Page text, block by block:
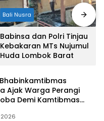
Bali Nusra
Babinsa dan Polri Tinjau
Kebakaran MTs Nujumul
Huda Lombok Barat
Ajak Warga Perangi
Demi Kamtibmas